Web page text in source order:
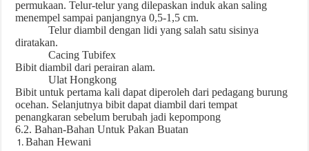
permukaan. Telur-telur yang dilepaskan induk akan saling
menempel sampai panjangnya 0,5-1,5 cm.
Telur diambil dengan lidi yang salah satu sisinya
diratakan.
Cacing Tubifex
Bibit diambil dari perairan alam.
Ulat Hongkong
Bibit untuk pertama kali dapat diperoleh dari pedagang burung
ocehan. Selanjutnya bibit dapat diambil dari tempat
penangkaran sebelum berubah jadi kepompong
6.2. Bahan-Bahan Untuk Pakan Buatan
Bahan Hewani